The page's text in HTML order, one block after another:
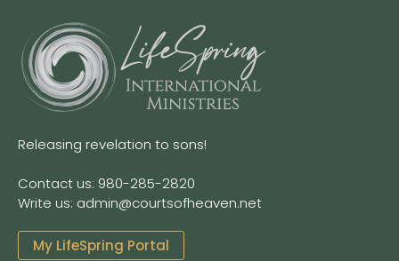
Releasing revelation to sons!
Contact us: 980-285-2820
Write us: admin@courtsofheaven.net
My LifeSpring Portal